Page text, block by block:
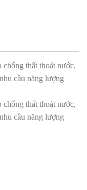
thất thoát nước,
cầu năng lượng
thất thoát nước,
cầu năng lượng